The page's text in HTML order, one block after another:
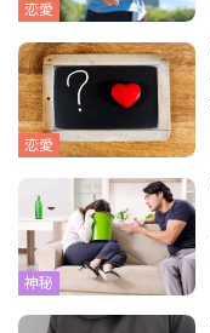
恋愛
恋愛
神秘